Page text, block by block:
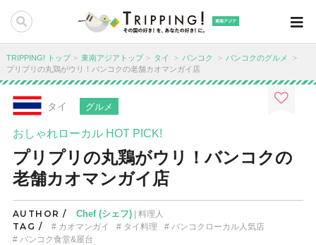
東南アジア
TRIPPING! トップ 東南アジアトップ タイ バンコク
バンコクのグルメ
プリプリの丸鶏がウリ！バンコクの老舗カオマンガイ店
タイ グルメ
おしゃれローカル HOT PICK!
プリプリの丸鶏がウリ！バンコクの
老舗カオマンガイ店
AUTHOR / Chef (シェフ)| 料理人
TAG / カオマンガイ タイ料理
バンコクローカル人気店
バンコク食堂&屋台